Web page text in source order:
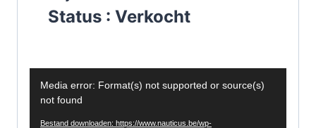
Status : Verkocht
Media error: Format(s) not supported or source(s)
not found
Bestand downloaden: https://www.nauticus.be/wp-